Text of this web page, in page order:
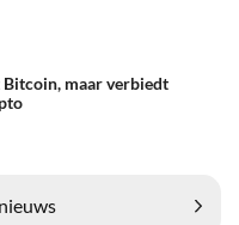
Bitcoin, maar verbiedt